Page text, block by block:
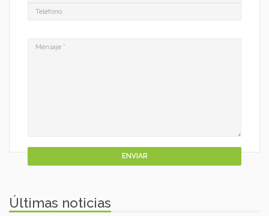
Últimas noticias